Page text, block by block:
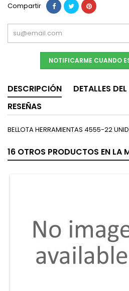
Compartir
NOTIFICARME CUANDO
DESCRIPCIÓN
DETALLES
RESEÑAS
BELLOTA HERRAMIENTAS 4555-22
16 OTROS PRODUCTOS EN LA